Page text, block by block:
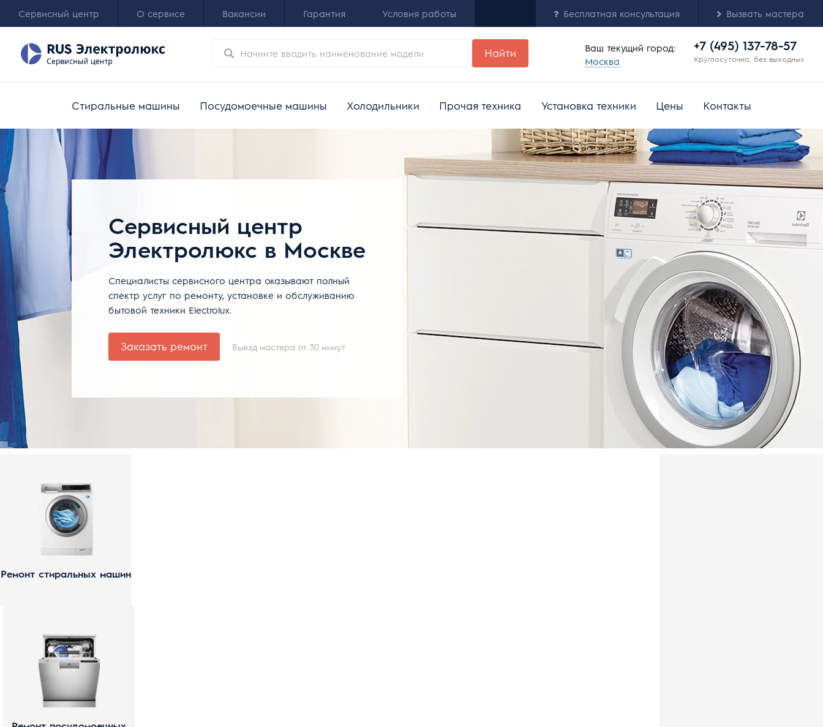
Сервисный центр О сервисе Вакансии Гарантия Условия работы Бесплатная консультация Вызвать мастера
Найти
Ваш текущий город:
Москва
+7 (495) 137-78-57
Круглосуточно, без выходных
Стиральные машины Посудомоечные машины Холодильники Прочая техника Установка техники Цены Контакты
Сервисный центр
Электролюкс в Москве
Специалисты сервисного центра оказывают полный
спектр услуг по ремонту, установке и обслуживанию
бытовой техники Electrolux.
Заказать ремонт Выезд мастера от 30 минут
Ремонт стиральных машин